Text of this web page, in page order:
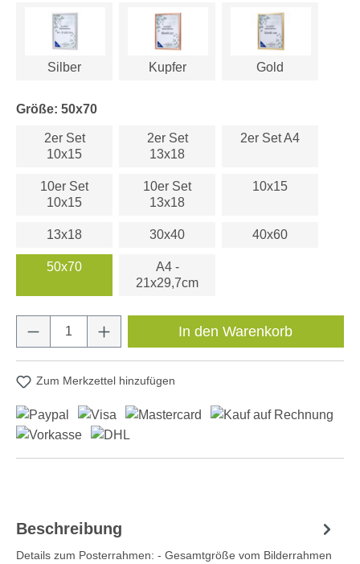
Silber Kupfer Gold
Größe: 50x70
2er Set
10x15
2er Set
13x18
2er Set A4
10er Set
10x15
10er Set
13x18
10x15
13x18 30x40 40x60
50x70
A4 -
21x29,7cm
Produkt Anzahl: Gib den gewünschten
In den Warenkorb
Zum Merkzettel hinzufügen
Beschreibung
Details zum Posterrahmen: - Gesamtgröße vom Bilderrahmen